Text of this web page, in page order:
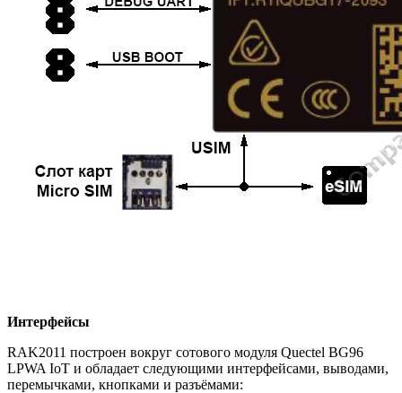
Интерфейсы
RAK2011 построен вокруг сотового модуля Quectel BG96
LPWA IoT и обладает следующими интерфейсами, выводами,
перемычками, кнопками и разъёмами: